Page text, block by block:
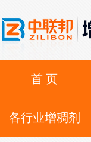
首 页
各行业增稠剂